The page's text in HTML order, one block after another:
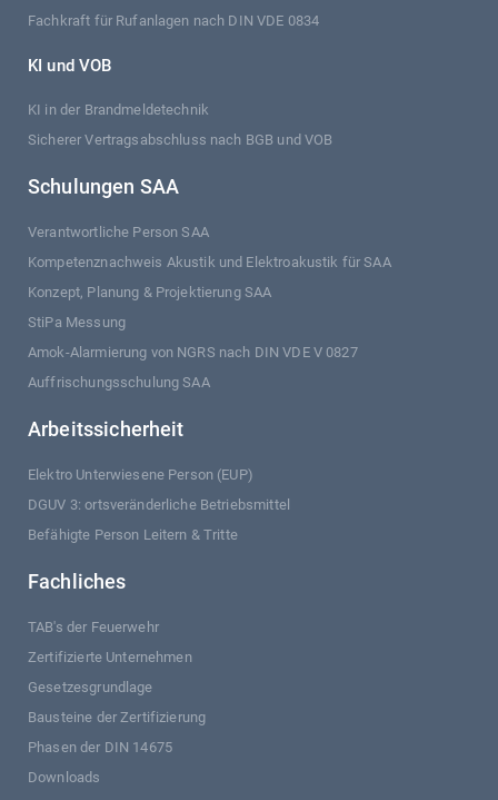
Fachkraft für Rufanlagen nach DIN VDE 0834
KI und VOB
KI in der Brandmeldetechnik
Sicherer Vertragsabschluss nach BGB und VOB
Schulungen SAA
Verantwortliche Person SAA
Kompetenznachweis Akustik und Elektroakustik für SAA
Konzept, Planung & Projektierung SAA
StiPa Messung
Amok-Alarmierung von NGRS nach DIN VDE V 0827
Auffrischungsschulung SAA
Arbeitssicherheit
Elektro Unterwiesene Person (EUP)
DGUV 3: ortsveränderliche Betriebsmittel
Befähigte Person Leitern & Tritte
Fachliches
TAB's der Feuerwehr
Zertifizierte Unternehmen
Gesetzesgrundlage
Bausteine der Zertifizierung
Phasen der DIN 14675
Downloads